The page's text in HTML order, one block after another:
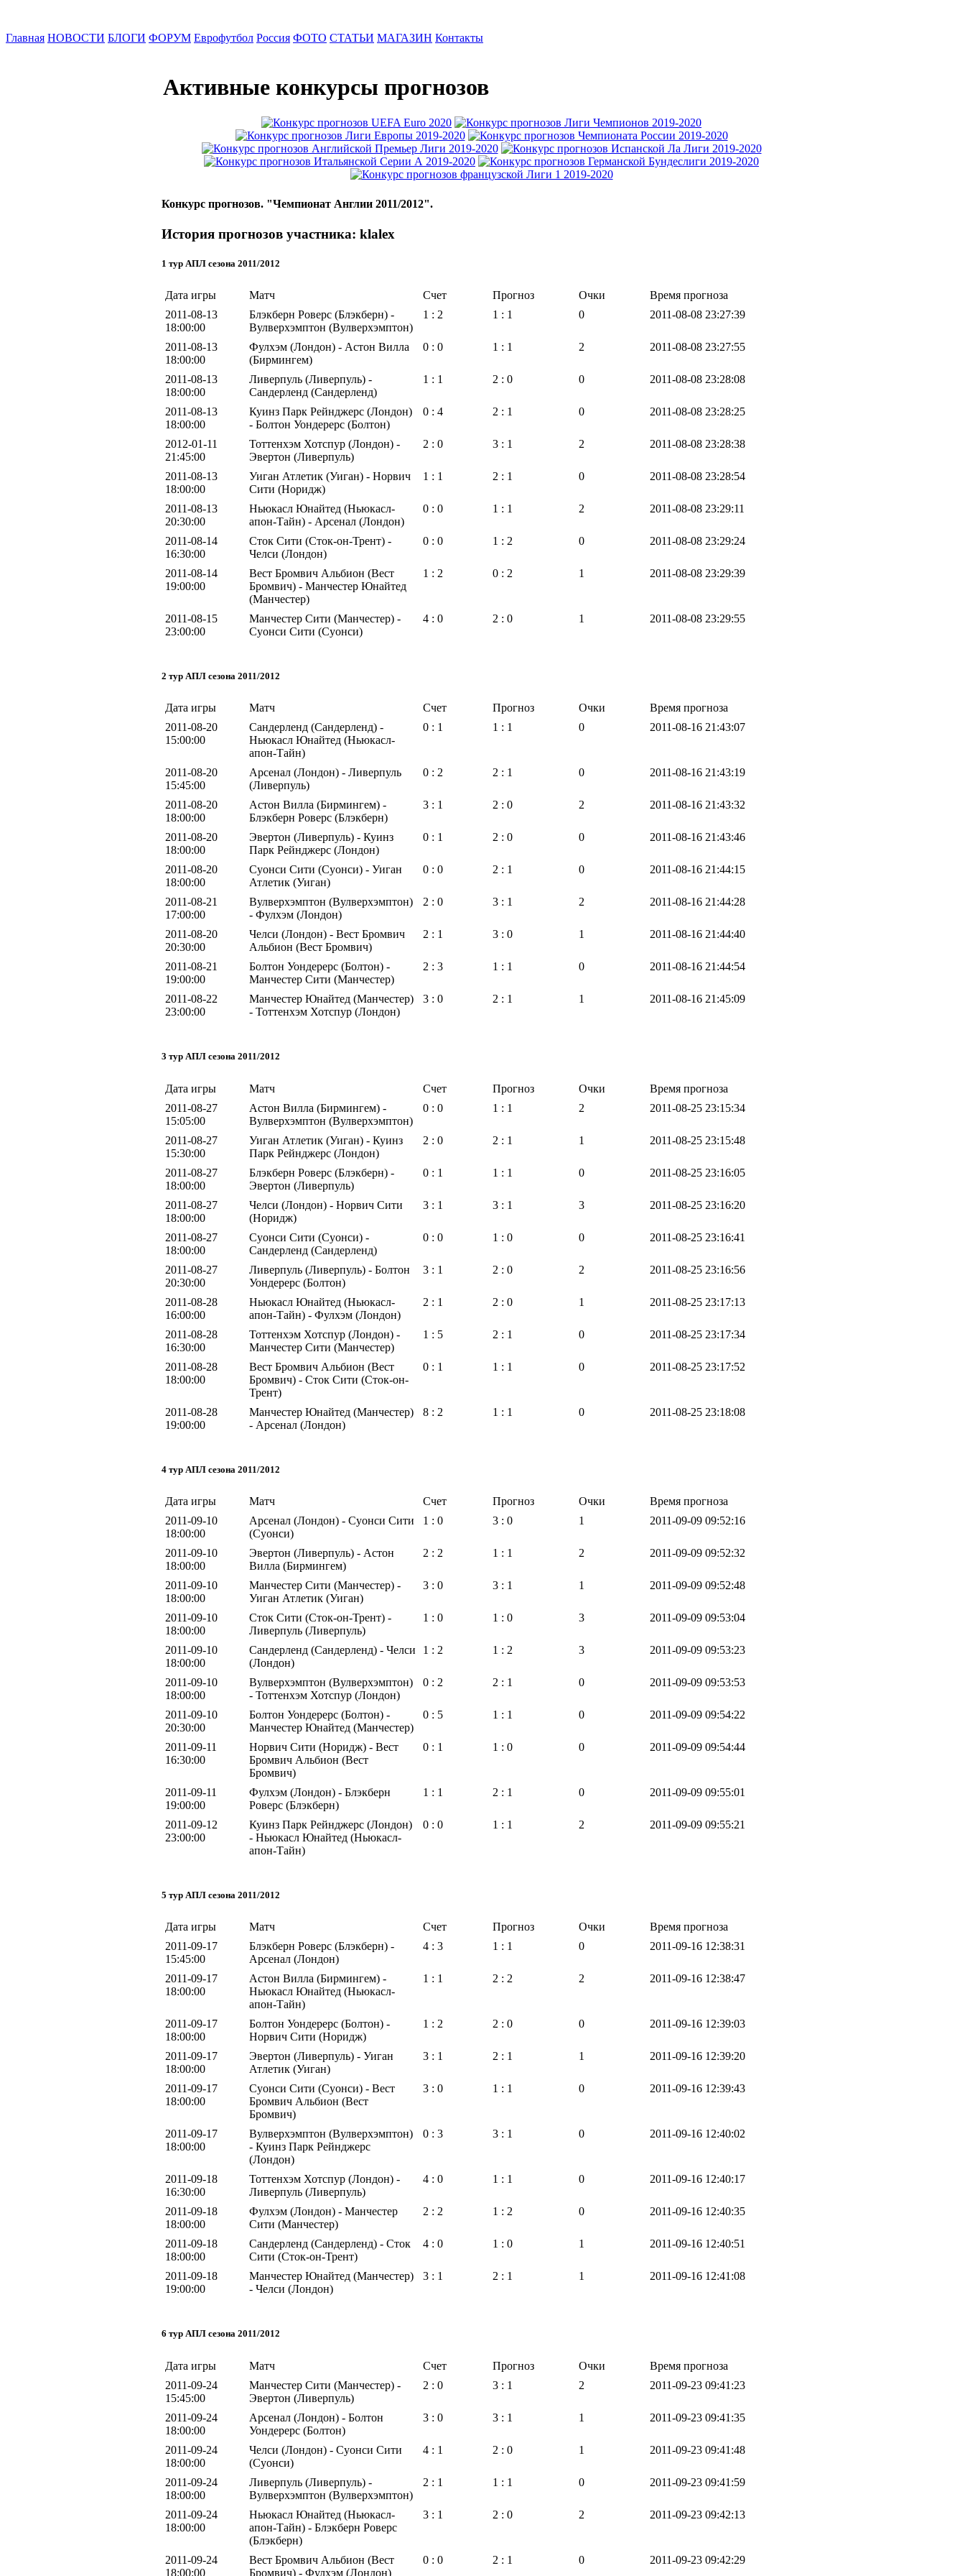
Главная НОВОСТИ БЛОГИ ФОРУМ Еврофутбол Россия ФОТО СТАТЬИ МАГАЗИН Контакты
Активные конкурсы прогнозов
Конкурс прогнозов. "Чемпионат Англии 2011/2012".
История прогнозов участника: klalex
1 тур АПЛ сезона 2011/2012
Дата игры Матч Счет Прогноз Очки
Время прогноза
2011-08-13
18:00:00
Блэкберн Роверс (Блэкберн) -
Вулверхэмптон (Вулверхэмптон)
1 : 2 1 : 1 0 2011-08-08 23:27:39
2011-08-13
18:00:00
Фулхэм (Лондон) - Астон Вилла
(Бирмингем)
0 : 0 1 : 1 2 2011-08-08 23:27:55
2011-08-13
18:00:00
Ливерпуль (Ливерпуль) -
Сандерленд (Сандерленд)
1 : 1 2 : 0 0 2011-08-08 23:28:08
2011-08-13
18:00:00
Куинз Парк Рейнджерс (Лондон)
- Болтон Уондерерс (Болтон)
0 : 4 2 : 1 0 2011-08-08 23:28:25
2012-01-11
21:45:00
Тоттенхэм Хотспур (Лондон) -
Эвертон (Ливерпуль)
2 : 0 3 : 1 2 2011-08-08 23:28:38
2011-08-13
18:00:00
Уиган Атлетик (Уиган) - Норвич
Сити (Норидж)
1 : 1 2 : 1 0 2011-08-08 23:28:54
2011-08-13
20:30:00
Ньюкасл Юнайтед (Ньюкасл-
апон-Тайн) - Арсенал (Лондон)
0 : 0 1 : 1 2 2011-08-08 23:29:11
2011-08-14
16:30:00
Сток Сити (Сток-он-Трент) -
Челси (Лондон)
0 : 0 1 : 2 0 2011-08-08 23:29:24
2011-08-14
19:00:00
Вест Бромвич Альбион (Вест
Бромвич) - Манчестер Юнайтед
(Манчестер)
1 : 2 0 : 2 1 2011-08-08 23:29:39
2011-08-15
23:00:00
Манчестер Сити (Манчестер) -
Суонси Сити (Суонси)
4 : 0 2 : 0 1 2011-08-08 23:29:55
2 тур АПЛ сезона 2011/2012
Дата игры Матч Счет Прогноз Очки
Время прогноза
2011-08-20
15:00:00
Сандерленд (Сандерленд) -
Ньюкасл Юнайтед (Ньюкасл-
апон-Тайн)
0 : 1 1 : 1 0 2011-08-16 21:43:07
2011-08-20
15:45:00
Арсенал (Лондон) - Ливерпуль
(Ливерпуль)
0 : 2 2 : 1 0 2011-08-16 21:43:19
2011-08-20
18:00:00
Астон Вилла (Бирмингем) -
Блэкберн Роверс (Блэкберн)
3 : 1 2 : 0 2 2011-08-16 21:43:32
2011-08-20
18:00:00
Эвертон (Ливерпуль) - Куинз
Парк Рейнджерс (Лондон)
0 : 1 2 : 0 0 2011-08-16 21:43:46
2011-08-20
18:00:00
Суонси Сити (Суонси) - Уиган
Атлетик (Уиган)
0 : 0 2 : 1 0 2011-08-16 21:44:15
2011-08-21
17:00:00
Вулверхэмптон (Вулверхэмптон)
- Фулхэм (Лондон)
2 : 0 3 : 1 2 2011-08-16 21:44:28
2011-08-20
20:30:00
Челси (Лондон) - Вест Бромвич
Альбион (Вест Бромвич)
2 : 1 3 : 0 1 2011-08-16 21:44:40
2011-08-21
19:00:00
Болтон Уондерерс (Болтон) -
Манчестер Сити (Манчестер)
2 : 3 1 : 1 0 2011-08-16 21:44:54
2011-08-22
23:00:00
Манчестер Юнайтед (Манчестер)
- Тоттенхэм Хотспур (Лондон)
3 : 0 2 : 1 1 2011-08-16 21:45:09
3 тур АПЛ сезона 2011/2012
Дата игры Матч Счет Прогноз Очки
Время прогноза
2011-08-27
15:05:00
Астон Вилла (Бирмингем) -
Вулверхэмптон (Вулверхэмптон)
0 : 0 1 : 1 2 2011-08-25 23:15:34
2011-08-27
15:30:00
Уиган Атлетик (Уиган) - Куинз
Парк Рейнджерс (Лондон)
2 : 0 2 : 1 1 2011-08-25 23:15:48
2011-08-27
18:00:00
Блэкберн Роверс (Блэкберн) -
Эвертон (Ливерпуль)
0 : 1 1 : 1 0 2011-08-25 23:16:05
2011-08-27
18:00:00
Челси (Лондон) - Норвич Сити
(Норидж)
3 : 1 3 : 1 3 2011-08-25 23:16:20
2011-08-27
18:00:00
Суонси Сити (Суонси) -
Сандерленд (Сандерленд)
0 : 0 1 : 0 0 2011-08-25 23:16:41
2011-08-27
20:30:00
Ливерпуль (Ливерпуль) - Болтон
Уондерерс (Болтон)
3 : 1 2 : 0 2 2011-08-25 23:16:56
2011-08-28
16:00:00
Ньюкасл Юнайтед (Ньюкасл-
апон-Тайн) - Фулхэм (Лондон)
2 : 1 2 : 0 1 2011-08-25 23:17:13
2011-08-28
16:30:00
Тоттенхэм Хотспур (Лондон) -
Манчестер Сити (Манчестер)
1 : 5 2 : 1 0 2011-08-25 23:17:34
2011-08-28
18:00:00
Вест Бромвич Альбион (Вест
Бромвич) - Сток Сити (Сток-он-
Трент)
0 : 1 1 : 1 0 2011-08-25 23:17:52
2011-08-28
19:00:00
Манчестер Юнайтед (Манчестер)
- Арсенал (Лондон)
8 : 2 1 : 1 0 2011-08-25 23:18:08
4 тур АПЛ сезона 2011/2012
Дата игры Матч Счет Прогноз Очки
Время прогноза
2011-09-10
18:00:00
Арсенал (Лондон) - Суонси Сити
(Суонси)
1 : 0 3 : 0 1 2011-09-09 09:52:16
2011-09-10
18:00:00
Эвертон (Ливерпуль) - Астон
Вилла (Бирмингем)
2 : 2 1 : 1 2 2011-09-09 09:52:32
2011-09-10
18:00:00
Манчестер Сити (Манчестер) -
Уиган Атлетик (Уиган)
3 : 0 3 : 1 1 2011-09-09 09:52:48
2011-09-10
18:00:00
Сток Сити (Сток-он-Трент) -
Ливерпуль (Ливерпуль)
1 : 0 1 : 0 3 2011-09-09 09:53:04
2011-09-10
18:00:00
Сандерленд (Сандерленд) - Челси
(Лондон)
1 : 2 1 : 2 3 2011-09-09 09:53:23
2011-09-10
18:00:00
Вулверхэмптон (Вулверхэмптон)
- Тоттенхэм Хотспур (Лондон)
0 : 2 2 : 1 0 2011-09-09 09:53:53
2011-09-10
20:30:00
Болтон Уондерерс (Болтон) -
Манчестер Юнайтед (Манчестер)
0 : 5 1 : 1 0 2011-09-09 09:54:22
2011-09-11
16:30:00
Норвич Сити (Норидж) - Вест
Бромвич Альбион (Вест
Бромвич)
0 : 1 1 : 0 0 2011-09-09 09:54:44
2011-09-11
19:00:00
Фулхэм (Лондон) - Блэкберн
Роверс (Блэкберн)
1 : 1 2 : 1 0 2011-09-09 09:55:01
2011-09-12
23:00:00
Куинз Парк Рейнджерс (Лондон)
- Ньюкасл Юнайтед (Ньюкасл-
апон-Тайн)
0 : 0 1 : 1 2 2011-09-09 09:55:21
5 тур АПЛ сезона 2011/2012
Дата игры Матч Счет Прогноз Очки
Время прогноза
2011-09-17
15:45:00
Блэкберн Роверс (Блэкберн) -
Арсенал (Лондон)
4 : 3 1 : 1 0 2011-09-16 12:38:31
2011-09-17
18:00:00
Астон Вилла (Бирмингем) -
Ньюкасл Юнайтед (Ньюкасл-
апон-Тайн)
1 : 1 2 : 2 2 2011-09-16 12:38:47
2011-09-17
18:00:00
Болтон Уондерерс (Болтон) -
Норвич Сити (Норидж)
1 : 2 2 : 0 0 2011-09-16 12:39:03
2011-09-17
18:00:00
Эвертон (Ливерпуль) - Уиган
Атлетик (Уиган)
3 : 1 2 : 1 1 2011-09-16 12:39:20
2011-09-17
18:00:00
Суонси Сити (Суонси) - Вест
Бромвич Альбион (Вест
Бромвич)
3 : 0 1 : 1 0 2011-09-16 12:39:43
2011-09-17
18:00:00
Вулверхэмптон (Вулверхэмптон)
- Куинз Парк Рейнджерс
(Лондон)
0 : 3 3 : 1 0 2011-09-16 12:40:02
2011-09-18
16:30:00
Тоттенхэм Хотспур (Лондон) -
Ливерпуль (Ливерпуль)
4 : 0 1 : 1 0 2011-09-16 12:40:17
2011-09-18
18:00:00
Фулхэм (Лондон) - Манчестер
Сити (Манчестер)
2 : 2 1 : 2 0 2011-09-16 12:40:35
2011-09-18
18:00:00
Сандерленд (Сандерленд) - Сток
Сити (Сток-он-Трент)
4 : 0 1 : 0 1 2011-09-16 12:40:51
2011-09-18
19:00:00
Манчестер Юнайтед (Манчестер)
- Челси (Лондон)
3 : 1 2 : 1 1 2011-09-16 12:41:08
6 тур АПЛ сезона 2011/2012
Дата игры Матч Счет Прогноз Очки
Время прогноза
2011-09-24
15:45:00
Манчестер Сити (Манчестер) -
Эвертон (Ливерпуль)
2 : 0 3 : 1 2 2011-09-23 09:41:23
2011-09-24
18:00:00
Арсенал (Лондон) - Болтон
Уондерерс (Болтон)
3 : 0 3 : 1 1 2011-09-23 09:41:35
2011-09-24
18:00:00
Челси (Лондон) - Суонси Сити
(Суонси)
4 : 1 2 : 0 1 2011-09-23 09:41:48
2011-09-24
18:00:00
Ливерпуль (Ливерпуль) -
Вулверхэмптон (Вулверхэмптон)
2 : 1 1 : 1 0 2011-09-23 09:41:59
2011-09-24
18:00:00
Ньюкасл Юнайтед (Ньюкасл-
апон-Тайн) - Блэкберн Роверс
(Блэкберн)
3 : 1 2 : 0 2 2011-09-23 09:42:13
2011-09-24
18:00:00
Вест Бромвич Альбион (Вест
Бромвич) - Фулхэм (Лондон)
0 : 0 2 : 1 0 2011-09-23 09:42:29